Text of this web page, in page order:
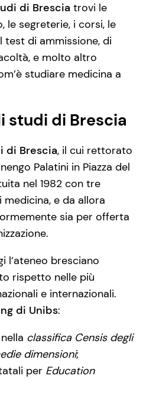
di Brescia trovi le
le segreterie, i corsi, le
test di ammissione, di
e molto altro
studiare medicina a
studi di Brescia
di Brescia, il cui rettorato
Palatini in Piazza del
nel 1982 con tre
e da allora
sia per offerta
l’ateneo bresciano
rispetto nelle più
e internazionali.
di Unibs:
classifica Censis degli
dimensioni;
per Education